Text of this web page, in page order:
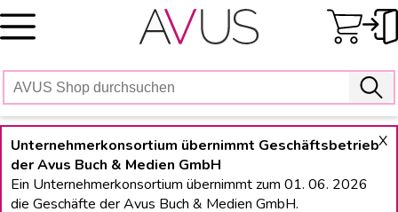
Skip
to
X
Unternehmerkonsortium übernimmt Geschäftsbetrieb
der Avus Buch & Medien GmbH
Ein Unternehmerkonsortium übernimmt zum 01. 06. 2026
die Geschäfte der Avus Buch & Medien GmbH.